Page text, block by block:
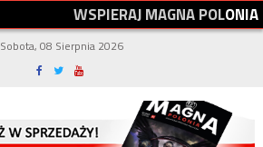
WSPIERAJMAGNAPOLONIA
Sobota, 08 Sierpnia 2026